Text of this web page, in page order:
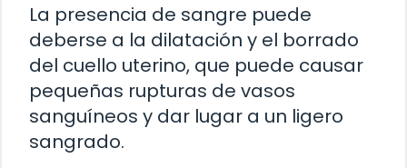
La presencia de sangre puede
deberse a la dilatación y el borrado
del cuello uterino, que puede causar
pequeñas rupturas de vasos
sanguíneos y dar lugar a un ligero
sangrado.